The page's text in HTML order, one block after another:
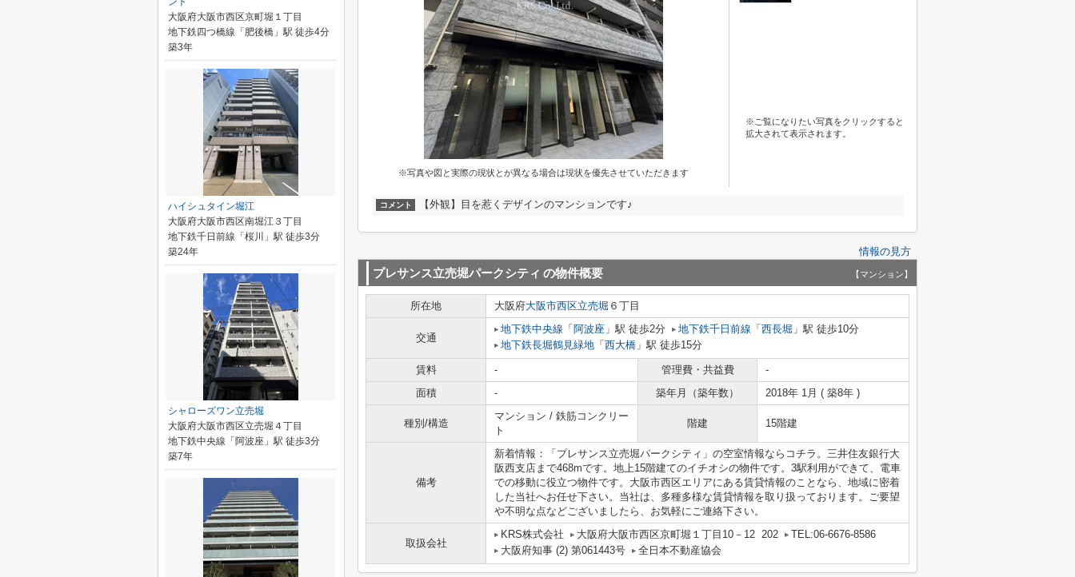
※写真や図と実際の現状とが異なる場合は現状を優先させていただきます
※ご覧になりたい写真をクリックすると
拡大されて表示されます。
コメント 【外観】目を惹くデザインのマンションです♪
情報の見方
プレサンス立売堀パークシティ の物件概要 【マンション】
所在地 大阪府大阪市西区立売堀 ６丁目
交通
地下鉄中央線 「 阿波座 」駅 徒歩2分 地下鉄千日前線 「 西長堀 」駅 徒歩10分
地下鉄長堀鶴見緑地 「 西大橋 」駅 徒歩15分
賃料 - 管理費・共益費
-
面積
- 築年月（築年数） 2018年 1月 ( 築8年 )
種別/構造
マンション / 鉄筋コンクリー
ト
階建 15階建
備考
新着情報：「プレサンス立売堀パークシティ」の空室情報ならコチラ。三井住友銀行大
阪西支店まで468mです。地上15階建てのイチオシの物件です。3駅利用ができて、電車
での移動に役立つ物件です。大阪市西区エリアにある賃貸情報のことなら、地域に密着
した当社へお任せ下さい。当社は、多種多様な賃貸情報を取り扱っております。ご要望
や不明な点などございましたら、お気軽にご連絡下さい。
取扱会社
KRS株式会社 大阪府大阪市西区京町堀１丁目10－12 202
TEL:06-6676-8586
大阪府知事 (2) 第061443号
全日本不動産協会
大阪府大阪市西区京町堀１丁目
地下鉄四つ橋線「肥後橋」駅 徒歩4分
築3年
ハイシュタイン堀江
大阪府大阪市西区南堀江３丁目
地下鉄千日前線「桜川」駅 徒歩3分
築24年
シャローズワン立売堀
大阪府大阪市西区立売堀４丁目
地下鉄中央線「阿波座」駅 徒歩3分
築7年